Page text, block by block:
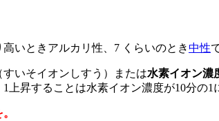
いときアルカリ性、7 くらいのとき中性
すいそイオンしすう）または水素イオン濃
昇することは水素イオン濃度が10分の1